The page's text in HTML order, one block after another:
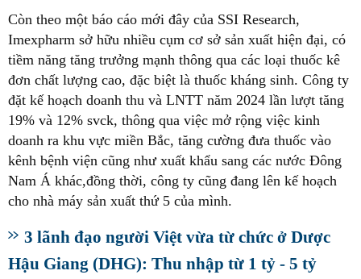
Còn theo một báo cáo mới đây của SSI Research,
Imexpharm sở hữu nhiều cụm cơ sở sản xuất hiện đại, có
tiềm năng tăng trưởng mạnh thông qua các loại thuốc kê
đơn chất lượng cao, đặc biệt là thuốc kháng sinh. Công ty
đặt kế hoạch doanh thu và LNTT năm 2024 lần lượt tăng
19% và 12% svck, thông qua việc mở rộng việc kinh
doanh ra khu vực miền Bắc, tăng cường đưa thuốc vào
kênh bệnh viện cũng như xuất khẩu sang các nước Đông
Nam Á khác,đồng thời, công ty cũng đang lên kế hoạch
cho nhà máy sản xuất thứ 5 của mình.
3 lãnh đạo người Việt vừa từ chức ở Dược
Hậu Giang (DHG): Thu nhập từ 1 tỷ - 5 tỷ